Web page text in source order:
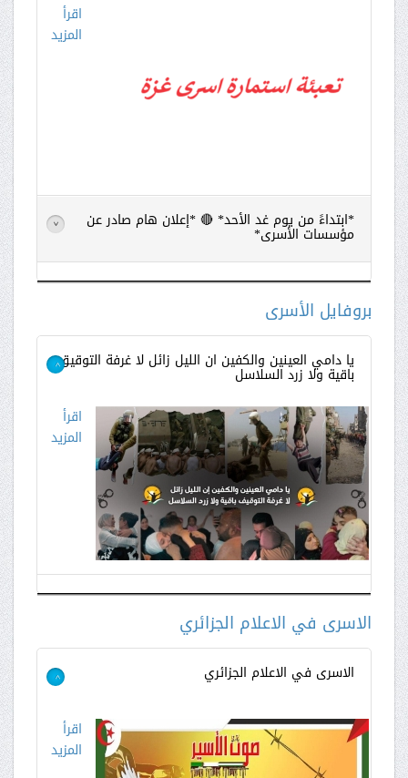
اقرأ
المزيد
*ابتداءً من يوم غد الأحد* 🔴 *إعلان هام صادر عن
مؤسسات الأسرى* >
اقرأ
بروفايل الأسرى
يا دامي العينين والكفين ان الليل زائل لا غرفة التوقيق
باقية ولا زرد السلاسل >
اقرأ
المزيد
الاسرى في الاعلام الجزائري
الاسرى في الاعلام الجزائري >
اقرأ
المزيد